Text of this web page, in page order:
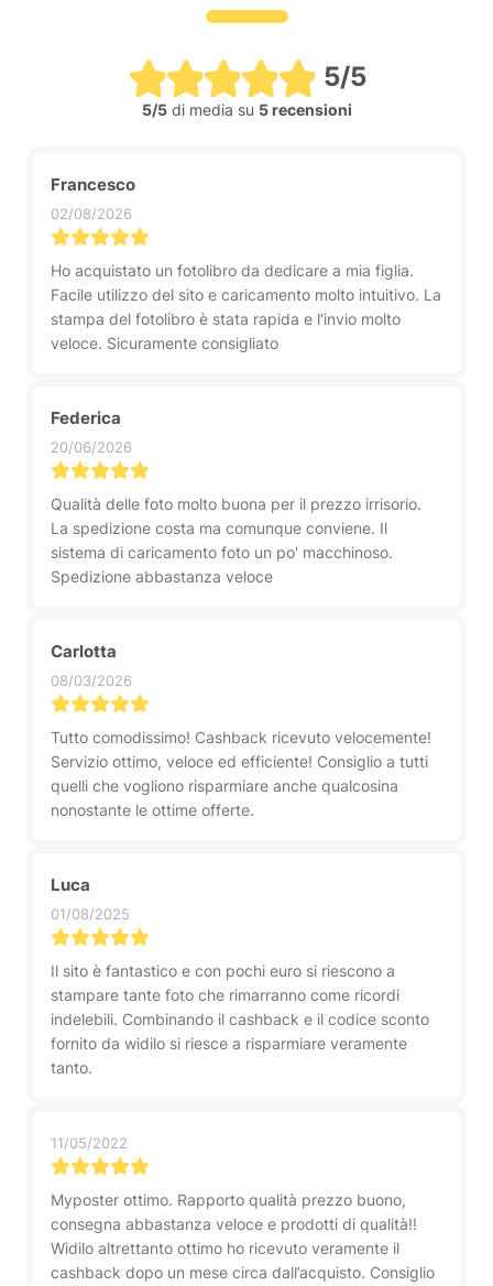
5/5
5/5di media su 5 recensioni
Francesco
02/08/2026
Ho acquistato un fotolibro da dedicare a mia figlia.
Facile utilizzo del sito e caricamento molto intuitivo. La
stampa del fotolibro è stata rapida e l'invio molto
veloce. Sicuramente consigliato
Federica
20/06/2026
Qualità delle foto molto buona per il prezzo irrisorio.
La spedizione costa ma comunque conviene. Il
sistema di caricamento foto un po' macchinoso.
Spedizione abbastanza veloce
Carlotta
08/03/2026
Tutto comodissimo! Cashback ricevuto velocemente!
Servizio ottimo, veloce ed efficiente! Consiglio a tutti
quelli che vogliono risparmiare anche qualcosina
nonostante le ottime offerte.
Luca
01/08/2025
Il sito è fantastico e con pochi euro si riescono a
stampare tante foto che rimarranno come ricordi
indelebili. Combinando il cashback e il codice sconto
fornito da widilo si riesce a risparmiare veramente
tanto.
11/05/2022
Myposter ottimo. Rapporto qualità prezzo buono,
consegna abbastanza veloce e prodotti di qualità!!
Widilo altrettanto ottimo ho ricevuto veramente il
cashback dopo un mese circa dall’acquisto. Consiglio